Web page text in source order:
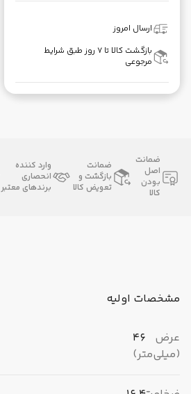
ارسال امروز
بازگشت کالا تا ۷ روز طبق شرایط
مرجوعی
ضمانت
اصل
بودن
کالا
ضمانت
بازگشت و
تعویض کالا
وارد کننده
انحصاری
برندهای معتبر
مشخصات اولیه
عرض
(میلی‌متر)
46